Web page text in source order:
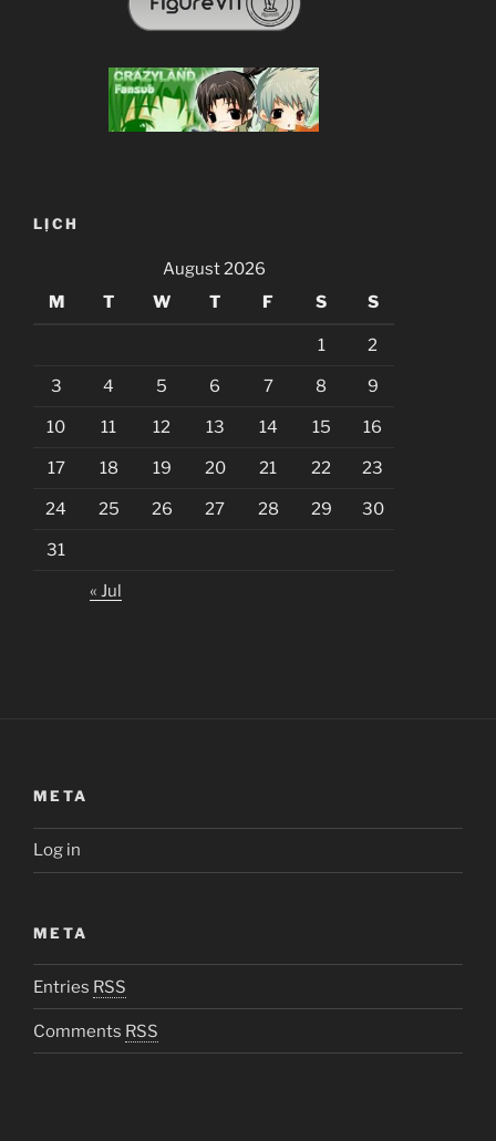
LỊCH
August 2026
M
T W T F S S
1 2
3 4 5 6 7 8 9
10 11 12 13 14 15 16
17 18 19 20 21 22 23
24 25 26 27 28 29 30
31
« Jul
META
Log in
META
Entries RSS
Comments RSS